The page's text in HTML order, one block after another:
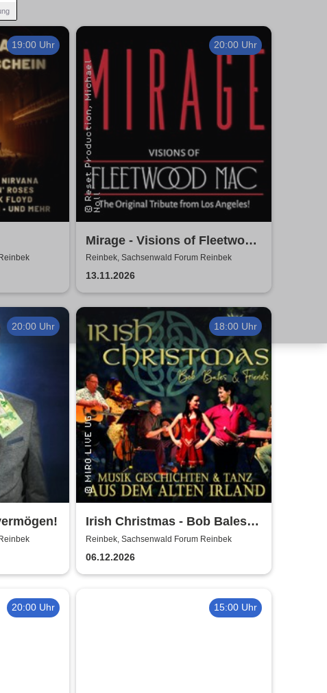
19:00 Uhr 20:00 Uhr
Mirage - Visions of Fleetwood
Mac
Reinbek, Sachsenwald Forum Reinbek
13.11.2026
20:00 Uhr 18:00 Uhr
Irish Christmas - Bob Bales &
Friends
Reinbek, Sachsenwald Forum Reinbek
06.12.2026
20:00 Uhr 15:00 Uhr